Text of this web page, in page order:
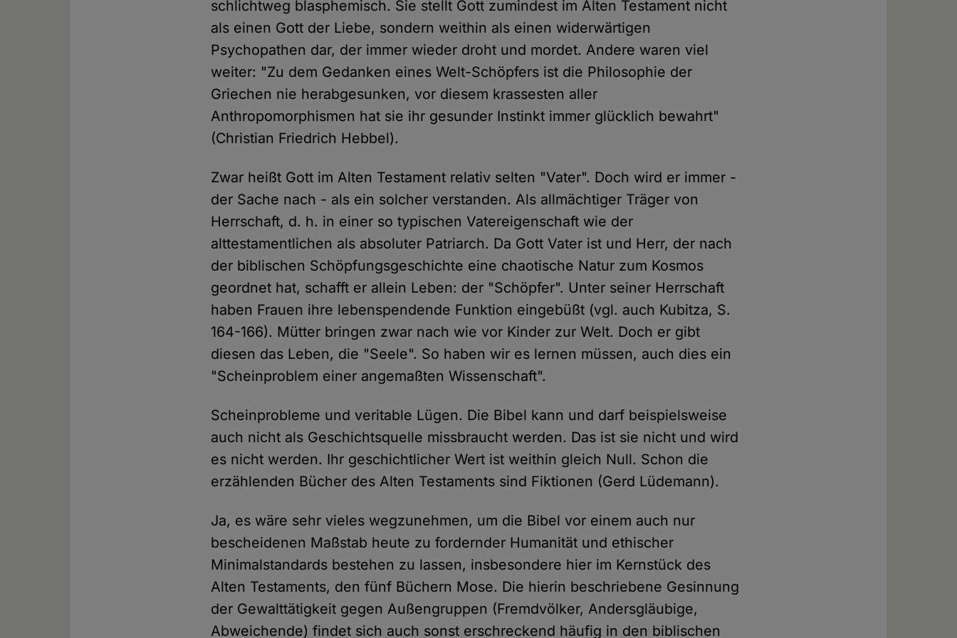
schlichtweg blasphemisch. Sie stellt Gott zumindest im Alten Testament nicht
als einen Gott der Liebe, sondern weithin als einen widerwärtigen
Psychopathen dar, der immer wieder droht und mordet. Andere waren viel
weiter: "Zu dem Gedanken eines Welt-Schöpfers ist die Philosophie der
Griechen nie herabgesunken, vor diesem krassesten aller
Anthropomorphismen hat sie ihr gesunder Instinkt immer glücklich bewahrt"
(Christian Friedrich Hebbel).
Zwar heißt Gott im Alten Testament relativ selten "Vater". Doch wird er immer -
der Sache nach - als ein solcher verstanden. Als allmächtiger Träger von
Herrschaft, d. h. in einer so typischen Vatereigenschaft wie der
alttestamentlichen als absoluter Patriarch. Da Gott Vater ist und Herr, der nach
der biblischen Schöpfungsgeschichte eine chaotische Natur zum Kosmos
geordnet hat, schafft er allein Leben: der "Schöpfer". Unter seiner Herrschaft
haben Frauen ihre lebenspendende Funktion eingebüßt (vgl. auch Kubitza, S.
164-166). Mütter bringen zwar nach wie vor Kinder zur Welt. Doch er gibt
diesen das Leben, die "Seele". So haben wir es lernen müssen, auch dies ein
"Scheinproblem einer angemaßten Wissenschaft".
Scheinprobleme und veritable Lügen. Die Bibel kann und darf beispielsweise
auch nicht als Geschichtsquelle missbraucht werden. Das ist sie nicht und wird
es nicht werden. Ihr geschichtlicher Wert ist weithin gleich Null. Schon die
erzählenden Bücher des Alten Testaments sind Fiktionen (Gerd Lüdemann).
Ja, es wäre sehr vieles wegzunehmen, um die Bibel vor einem auch nur
bescheidenen Maßstab heute zu fordernder Humanität und ethischer
Minimalstandards bestehen zu lassen, insbesondere hier im Kernstück des
Alten Testaments, den fünf Büchern Mose. Die hierin beschriebene Gesinnung
der Gewalttätigkeit gegen Außengruppen (Fremdvölker, Andersgläubige,
Abweichende) findet sich auch sonst erschreckend häufig in den biblischen